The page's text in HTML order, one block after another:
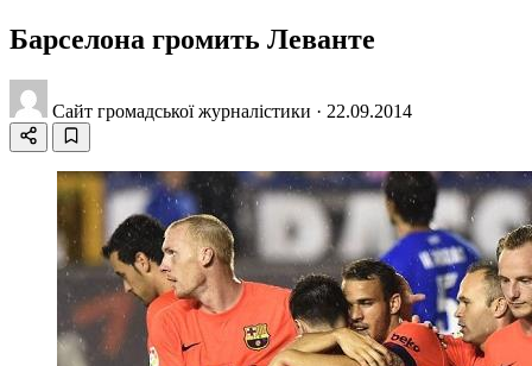
Барселона громить Леванте
Сайт громадської журналістики · 22.09.2014